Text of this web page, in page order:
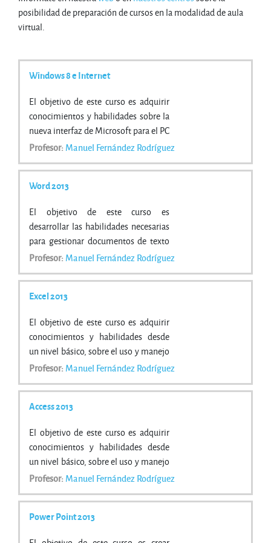
posibilidad de preparación de cursos en la modalidad de aula
virtual.
Windows 8 e Internet
El objetivo de este curso es adquirir
conocimientos y habilidades sobre la
nueva interfaz de Microsoft para el PC
.
Profesor: Manuel Fernández Rodríguez
Word 2013
El objetivo de este curso es
desarrollar las habilidades necesarias
para gestionar documentos de texto
de manera que resuelvan los
problemas complejos que le surjan,
además de conocer herramientas
avanzadas que supongan un ahorro
Profesor: Manuel Fernández Rodríguez
Excel 2013
El objetivo de este curso es adquirir
conocimientos y habilidades desde
un nivel básico, sobre el uso y manejo
de las hojas de cálculo.
Profesor: Manuel Fernández Rodríguez
Access 2013
El objetivo de este curso es adquirir
conocimientos y habilidades desde
un nivel básico, sobre el uso y manejo
de las bases de datos con Microfoft
Access2013.
Profesor: Manuel Fernández Rodríguez
Power Point 2013